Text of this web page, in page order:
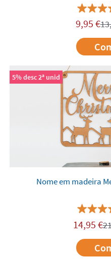
9,95 €
5% desc 2ª unid
Nome em madeira
14,95 €